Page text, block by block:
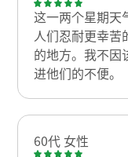
这一两个星期天
人们忍耐更幸苦
的地方。我不因
进他们的不便。
60代 女性